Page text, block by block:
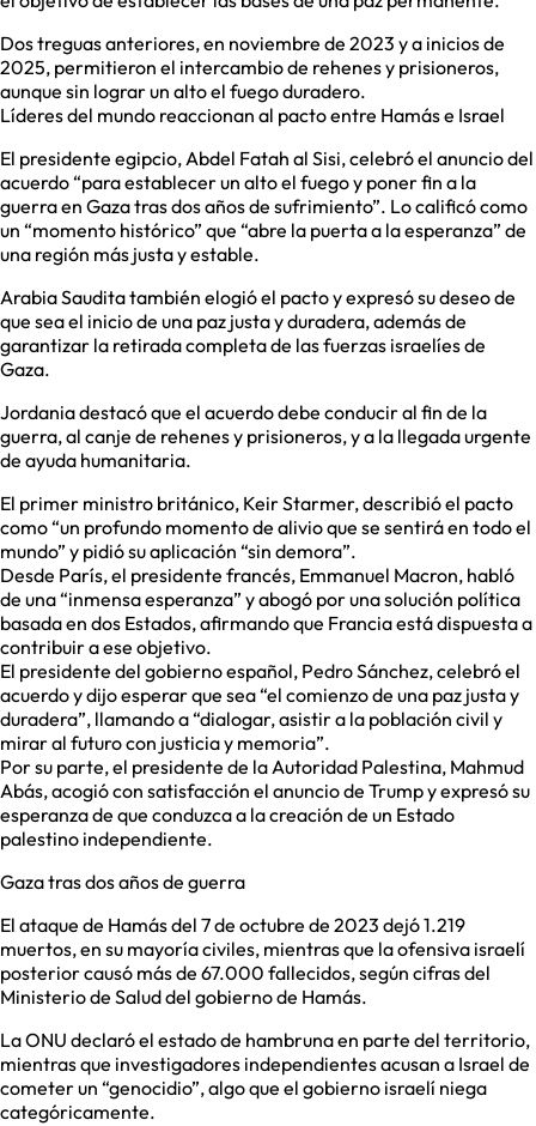
Dos treguas anteriores, en noviembre de 2023 y a inicios de
2025, permitieron el intercambio de rehenes y prisioneros,
aunque sin lograr un alto el fuego duradero.
Líderes del mundo reaccionan al pacto entre Hamás e Israel
El presidente egipcio, Abdel Fatah al Sisi, celebró el anuncio del
acuerdo “para establecer un alto el fuego y poner fin a la
guerra en Gaza tras dos años de sufrimiento”. Lo calificó como
un “momento histórico” que “abre la puerta a la esperanza” de
una región más justa y estable.
Arabia Saudita también elogió el pacto y expresó su deseo de
que sea el inicio de una paz justa y duradera, además de
garantizar la retirada completa de las fuerzas israelíes de
Gaza.
Jordania destacó que el acuerdo debe conducir al fin de la
guerra, al canje de rehenes y prisioneros, y a la llegada urgente
de ayuda humanitaria.
El primer ministro británico, Keir Starmer, describió el pacto
como “un profundo momento de alivio que se sentirá en todo el
mundo” y pidió su aplicación “sin demora”.
Desde París, el presidente francés, Emmanuel Macron, habló
de una “inmensa esperanza” y abogó por una solución política
basada en dos Estados, afirmando que Francia está dispuesta a
contribuir a ese objetivo.
El presidente del gobierno español, Pedro Sánchez, celebró el
acuerdo y dijo esperar que sea “el comienzo de una paz justa y
duradera”, llamando a “dialogar, asistir a la población civil y
mirar al futuro con justicia y memoria”.
Por su parte, el presidente de la Autoridad Palestina, Mahmud
Abás, acogió con satisfacción el anuncio de Trump y expresó su
esperanza de que conduzca a la creación de un Estado
palestino independiente.
Gaza tras dos años de guerra
El ataque de Hamás del 7 de octubre de 2023 dejó 1.219
muertos, en su mayoría civiles, mientras que la ofensiva israelí
posterior causó más de 67.000 fallecidos, según cifras del
Ministerio de Salud del gobierno de Hamás.
La ONU declaró el estado de hambruna en parte del territorio,
mientras que investigadores independientes acusan a Israel de
cometer un “genocidio”, algo que el gobierno israelí niega
categóricamente.